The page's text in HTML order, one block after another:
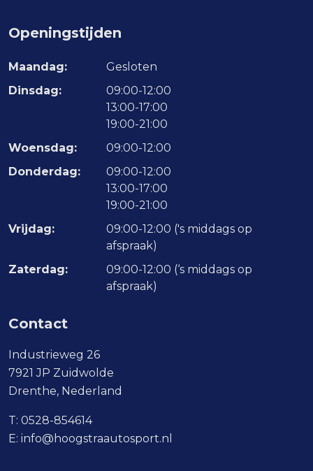
Openingstijden
Maandag:
Gesloten
Dinsdag:
09:00-12:00
13:00-17:00
19:00-21:00
Woensdag:
09:00-12:00
Donderdag:
09:00-12:00
13:00-17:00
19:00-21:00
Vrijdag:
09:00-12:00 ('s middags op
afspraak)
Zaterdag:
09:00-12:00 (‘s middags op
afspraak)
Contact
Industrieweg 26
7921 JP Zuidwolde
Drenthe, Nederland
T: 0528-854614
E: info@hoogstraautosport.nl